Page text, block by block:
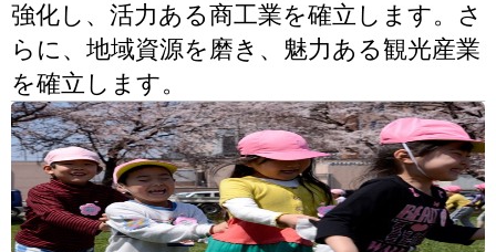
強化し、活力ある商工業を確立します。さ
らに、地域資源を磨き、魅力ある観光産業
を確立します。